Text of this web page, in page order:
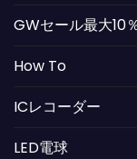
GWセール最大10
How To
ICレコーダー
LED電球